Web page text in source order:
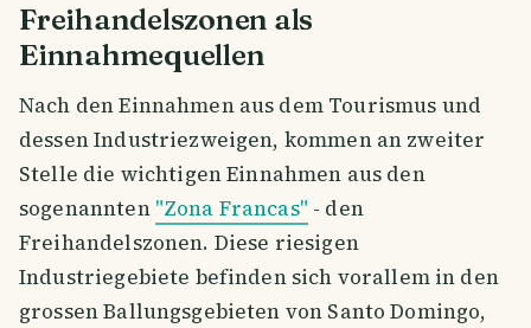
Freihandelszonen als
Einnahmequellen
Nach den Einnahmen aus dem Tourismus und
dessen Industriezweigen, kommen an zweiter
Stelle die wichtigen Einnahmen aus den
sogenannten "Zona Francas" - den
Freihandelszonen. Diese riesigen
Industriegebiete befinden sich vorallem in den
grossen Ballungsgebieten von Santo Domingo,